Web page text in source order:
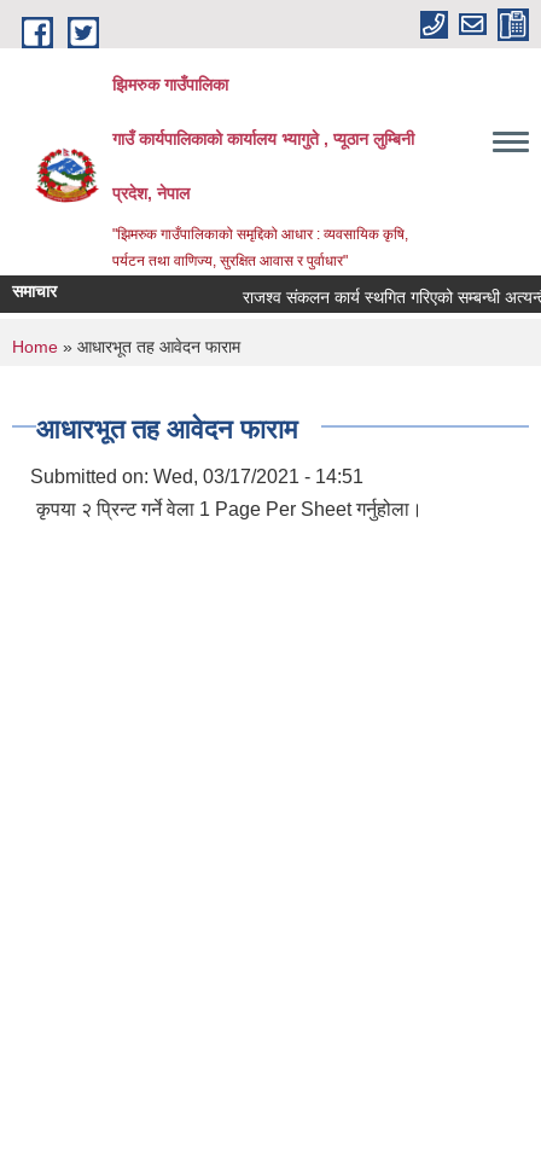
Skip to main content
झिमरुक गाउँपालिका
गाउँ कार्यपालिकाको कार्यालय भ्यागुते , प्यूठान लुम्बिनी
प्रदेश, नेपाल
"झिमरुक गाउँपालिकाको समृद्दिको आधार : व्यवसायिक कृषि,
पर्यटन तथा वाणिज्य, सुरक्षित आवास र पुर्वाधार"
समाचार राजश्व संकलन कार्य स्थगित गरिएको सम्बन्धी अत्यन्तै
You are here
Home » आधारभूत तह आवेदन फाराम
आधारभूत तह आवेदन फाराम
Submitted on: Wed, 03/17/2021 - 14:51
कृपया २ प्रिन्ट गर्ने वेला 1 Page Per Sheet गर्नुहोला।